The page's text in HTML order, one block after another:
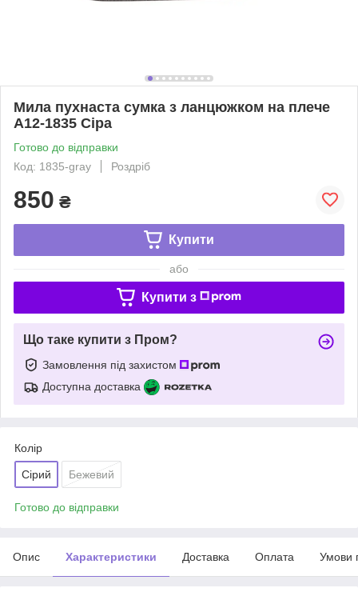
Мила пухнаста сумка з ланцюжком на плече
А12-1835 Сіра
Готово до відправки
Код: 1835-gray
Роздріб
850 ₴
Купити
або
Купити з
Що таке купити з Пром?
Замовлення під захистом
Доступна доставка
Колір
Сірий Бежевий
Готово до відправки
Опис Характеристики Доставка Оплата Умови